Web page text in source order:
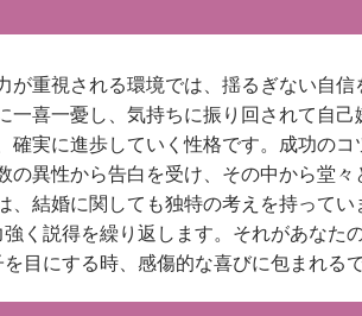
重視される環境では、揺るぎない自
喜一憂し、気持ちに振り回されて自己
実に進歩していく性格です。成功の
異性から告白を受け、その中から堂
結婚に関しても独特の考えを持って
く説得を繰り返します。それがあなた
目にする時、感傷的な喜びに包まれるで